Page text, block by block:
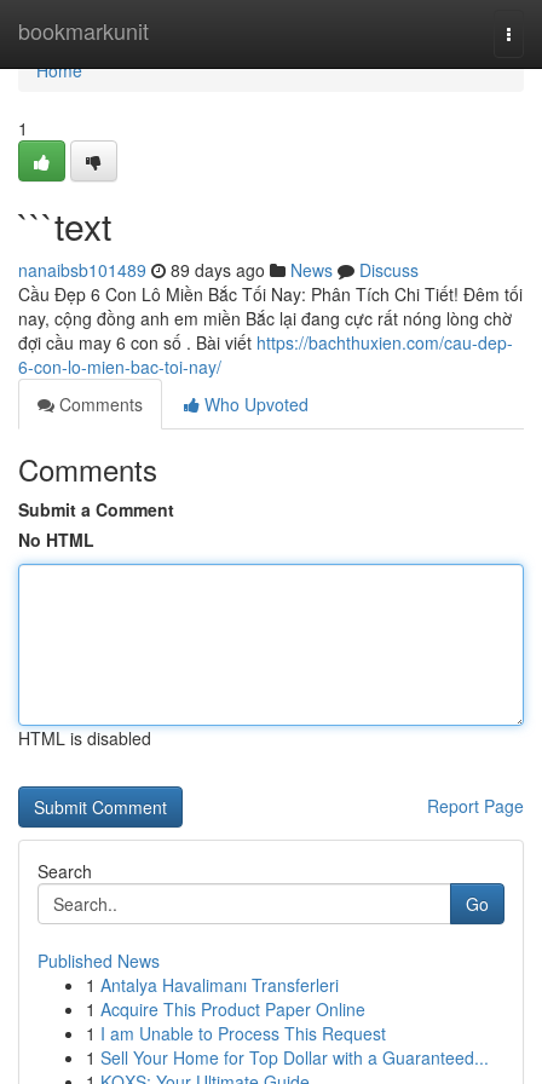
bookmarkunit
Home
Home
1
```text
nanaibsb101489 89 days ago News
Discuss
Cầu Đẹp 6 Con Lô Miền Bắc Tối Nay: Phân Tích Chi Tiết! Đêm tối
nay, cộng đồng anh em miền Bắc lại đang cực rất nóng lòng chờ
đợi cầu may 6 con số . Bài viết https://bachthuxien.com/cau-dep-
6-con-lo-mien-bac-toi-nay/
Comments
Who Upvoted
Comments
Submit a Comment
No HTML
HTML is disabled
Report Page
Search
Go
Published News
1 Antalya Havalimanı Transferleri
1 Acquire This Product Paper Online
1 I am Unable to Process This Request
1 Sell Your Home for Top Dollar with a Guaranteed...